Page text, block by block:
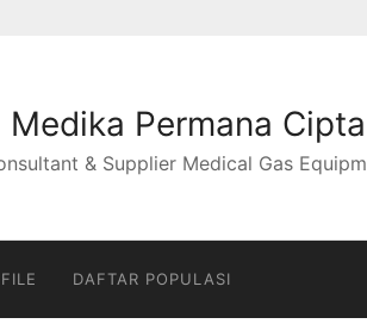
Medika Permana Cipta
& Supplier Medical Gas
DAFTAR POPULASI